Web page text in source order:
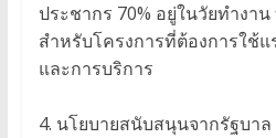
ประชากร 70% อยู่ในวัยทำงา
สำหรับโครงการที่ต้องการใช้
และการบริการ
4. นโยบายสนับสนุนจากรัฐบา